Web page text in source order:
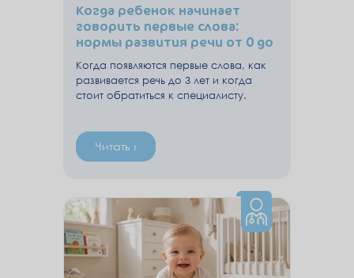
Когда ребенок начинает
говорить первые слова:
нормы развития речи от 0 до
3 лет
Когда появляются первые слова, как
развивается речь до 3 лет и когда
стоит обратиться к специалисту.
Читать ›